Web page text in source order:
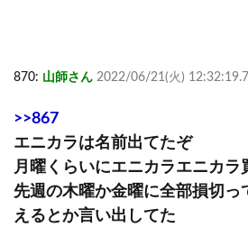
870: 山師さん 2022/06/21(火)
>>867
エニカラは名前出てたぞ
月曜くらいにエニカラエニカラ
先週の木曜か金曜に全部損切っ
えるとか言い出してた